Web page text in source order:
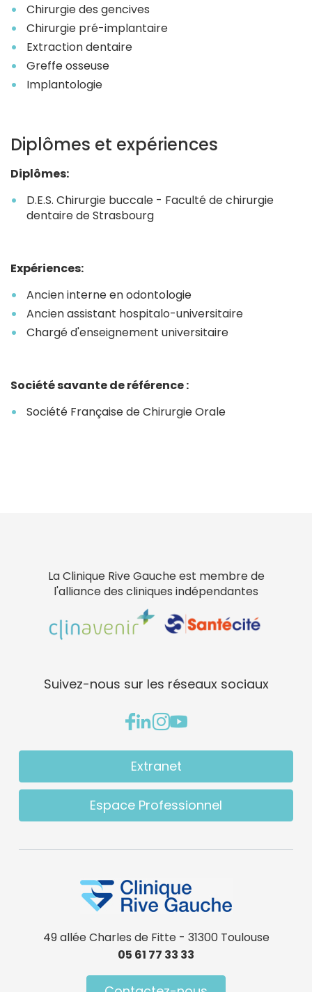
Chirurgie des gencives
Chirurgie pré-implantaire
Extraction dentaire
Greffe osseuse
Implantologie
Diplômes et expériences
Diplômes:
D.E.S. Chirurgie buccale - Faculté de chirurgie
dentaire de Strasbourg
Expériences:
Ancien interne en odontologie
Ancien assistant hospitalo-universitaire
Chargé d'enseignement universitaire
Société savante de référence :
Société Française de Chirurgie Orale
La Clinique Rive Gauche est membre de
l'alliance des cliniques indépendantes
Suivez-nous sur les réseaux sociaux
Extranet
Espace Professionnel
49 allée Charles de Fitte - 31300 Toulouse
05 61 77 33 33